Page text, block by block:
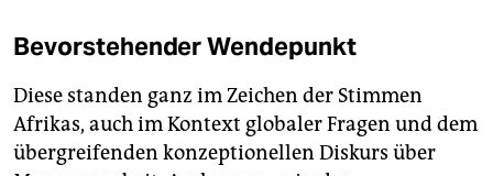
Bevorstehender Wendepunkt
Diese standen ganz im Zeichen der Stimmen
Afrikas, auch im Kontext globaler Fragen und dem
übergreifenden konzeptionellen Diskurs über